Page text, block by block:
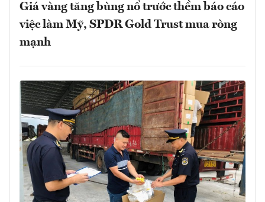
Giá vàng tăng bùng nổ trước thềm báo cáo
việc làm Mỹ, SPDR Gold Trust mua ròng
mạnh